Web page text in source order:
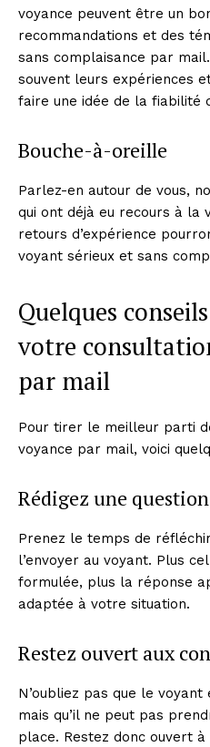
voyance peuvent être un
recommandations et des
sans complaisance par
souvent leurs expériences
faire une idée de la fiabilité
Bouche-à-oreille
Parlez-en autour de vous,
qui ont déjà eu recours à la
retours d’expérience
voyant sérieux et sans
Quelques
votre
par mail
Pour tirer le meilleur parti
voyance par mail, voici
Rédigez une
Prenez le temps de
l’envoyer au voyant. Plus
formulée, plus la réponse
adaptée à votre situation.
Restez ouvert aux
N’oubliez pas que le
mais qu’il ne peut pas
place. Restez donc ouvert à